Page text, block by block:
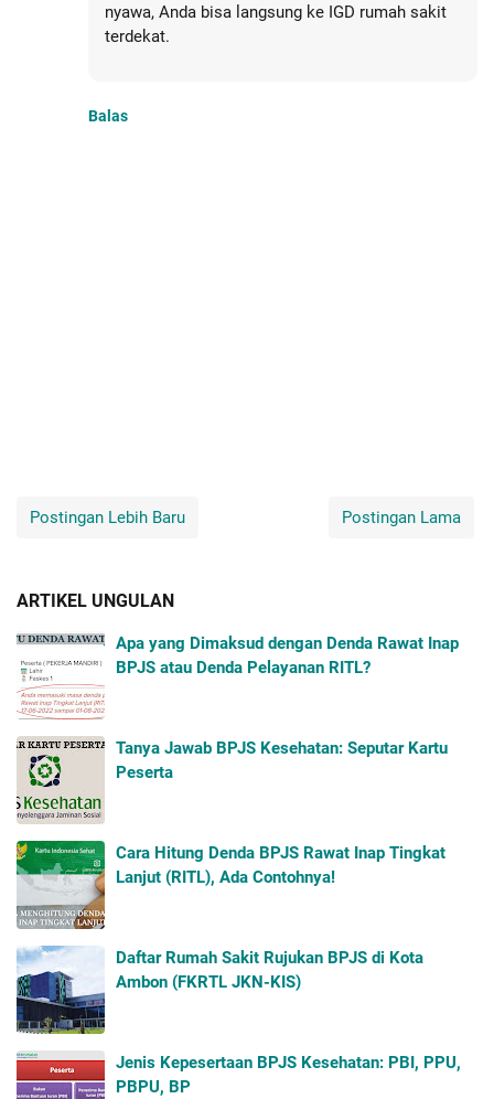
nyawa, Anda bisa langsung ke IGD rumah sakit
terdekat.
Balas
Postingan Lebih Baru Postingan Lama
ARTIKEL UNGULAN
Apa yang Dimaksud dengan Denda Rawat Inap
BPJS atau Denda Pelayanan RITL?
Tanya Jawab BPJS Kesehatan: Seputar Kartu
Peserta
Cara Hitung Denda BPJS Rawat Inap Tingkat
Lanjut (RITL), Ada Contohnya!
Daftar Rumah Sakit Rujukan BPJS di Kota
Ambon (FKRTL JKN-KIS)
Jenis Kepesertaan BPJS Kesehatan: PBI, PPU,
PBPU, BP